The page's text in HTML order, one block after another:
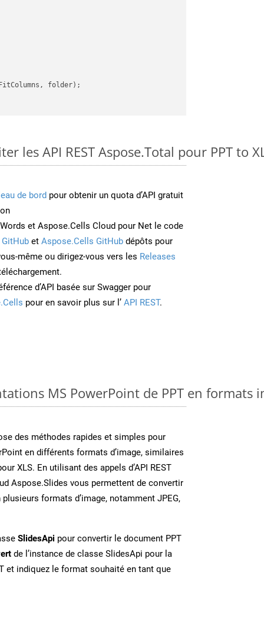
folder);
les API REST Aspose.Total pour PPT to
de bord pour obtenir un quota d’API gratuit
et Aspose.Cells Cloud pour Net le code
et Aspose.Cells GitHub dépôts pour
même ou dirigez-vous vers les Releases
d’API basée sur Swagger pour
pour en savoir plus sur l’ API REST.
MS PowerPoint de PPT en formats
des méthodes rapides et simples pour
en différents formats d’image, similaires
XLS. En utilisant des appels d’API REST
Aspose.Slides vous permettent de convertir
formats d’image, notamment JPEG,
SlidesApi pour convertir le document PPT
de l’instance de classe SlidesApi pour la
et indiquez le format souhaité en tant que